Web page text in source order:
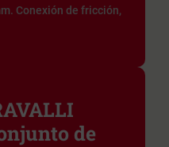
Conexión de fricción,
de